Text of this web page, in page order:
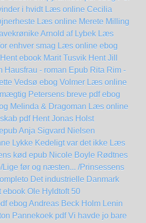
i hvidt Læs online Cecilia
Læs online Merete Milling
Arnold af Lybek Læs
enhver smag Læs online ebog
ebook Marit Tusvik Hent Jill
Hausfrau - roman Epub Rita Rim -
Vedsø ebog Volmer Læs online
Petersens breve pdf ebog
Melinda & Dragoman Læs online
pdf Hent Jonas Holst
Anja Sigvard Nielsen
Lykke Kedeligt var det ikke Læs
kød epub Nicole Boyle Rødtnes
Lige før og næsten... /Prinsessens
Det industrielle Danmark
ebook Ole Hyldtoft 50
ebog Andreas Beck Holm Lenin
Pannekoek pdf Vi havde jo bare